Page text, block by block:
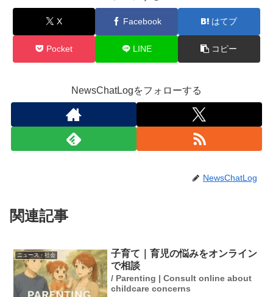
X Facebook はてブ
Pocket LINE コピー
NewsChatLogをフォローする
NewsChatLog
関連記事
ニュース・社会
子育て｜育児の悩みをオンライン
で相談
/ Parenting | Consult online about
childcare concerns